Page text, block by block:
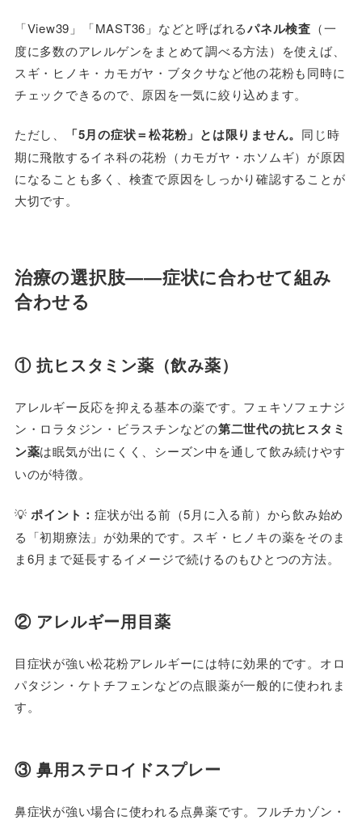
「View39」「MAST36」などと呼ばれるパネル検査 （一
度に多数のアレルゲンをまとめて調べる方法）を使えば、
スギ・ヒノキ・カモガヤ・ブタクサなど他の花粉も同時に
チェックできるので、原因を一気に絞り込めます。
ただし、 「5月の症状＝松花粉」とは限りません。 同じ時
期に飛散するイネ科の花粉（カモガヤ・ホソムギ）が原因
になることも多く、検査で原因をしっかり確認することが
大切です。
治療の選択肢——症状に合わせて組み
合わせる
① 抗ヒスタミン薬（飲み薬）
アレルギー反応を抑える基本の薬です。フェキソフェナジ
ン・ロラタジン・ビラスチンなどの第二世代の抗ヒスタミ
ン薬は眠気が出にくく、シーズン中を通して飲み続けやす
いのが特徴。
💡ポイント：症状が出る前（5月に入る前）から飲み始め
る「初期療法」が効果的です。スギ・ヒノキの薬をそのま
ま6月まで延長するイメージで続けるのもひとつの方法。
② アレルギー用目薬
目症状が強い松花粉アレルギーには特に効果的です。オロ
パタジン・ケトチフェンなどの点眼薬が一般的に使われま
す。
③ 鼻用ステロイドスプレー
鼻症状が強い場合に使われる点鼻薬です。フルチカゾン・